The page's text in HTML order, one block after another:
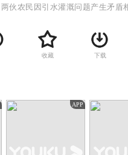
两伙农民因引水灌溉问题产生矛盾
产的需要，郑路生被镇党委书记挽
人赵老大因几大姓家族拖欠水费，
收回几年的陈欠。郑路生帮助赵大
效果。张镇宝的离奇失踪让郑路生
收藏 下载
APP